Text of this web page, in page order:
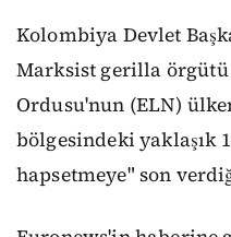
Kolombiya Devlet
Marksist gerilla
Ordusu'nun (ELN)
bölgesindeki yaklaşık
hapsetmeye" son